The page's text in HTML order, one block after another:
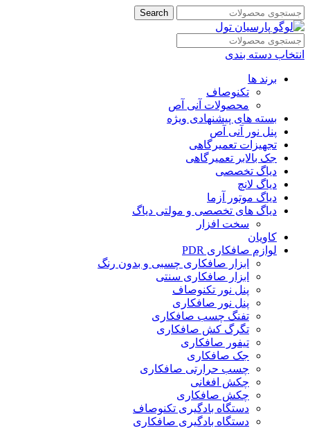
Search
انتخاب دسته بندی
برند ها
تکنوصاف
محصولات آنی آص
بسته های پیشنهادی ویژه
پنل نور آنی آص
تجهیزات تعمیرگاهی
جک بالابر تعمیرگاهی
دیاگ تخصصی
دیاگ لانچ
دیاگ موتور آزما
دیاگ های تخصصی و مولتی دیاگ
سخت افزار
کاویان
لوازم صافکاری PDR
ابزار صافکاری چسبی و بدون رنگ
ابزار صافکاری سنتی
پنل نور تکنوصاف
پنل نور صافکاری
تفنگ چسب صافکاری
تگرگ کش صافکاری
تیفور صافکاری
جک صافکاری
چسب حرارتی صافکاری
چکش افغانی
چکش صافکاری
دستگاه بادگیری تکنوصاف
دستگاه بادگیری صافکاری